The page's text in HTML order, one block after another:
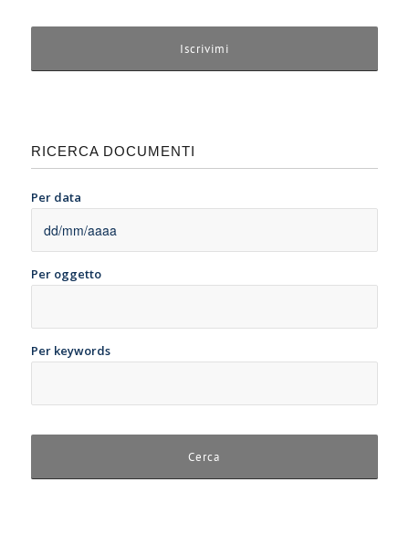
RICERCA DOCUMENTI
Per data
Per oggetto
Per keywords